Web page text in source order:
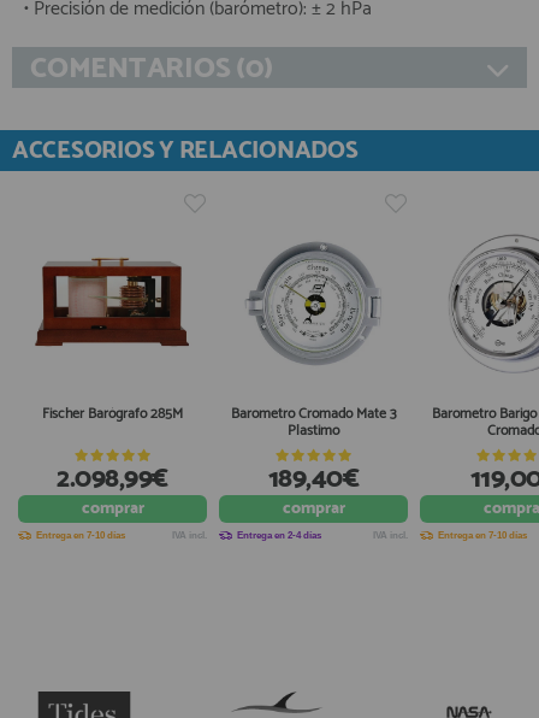
• Precisión de medición (barómetro): ± 2 hPa
COMENTARIOS (0)
ACCESORIOS Y RELACIONADOS
Fischer Barógrafo 285M
2.098,99€
comprar
Entrega en 7-10 días IVA incl.
Barometro Cromado Mate 3
Plastimo
189,40€
comprar
Entrega en 2-4 días IVA incl.
Barometro
Entrega en 7-10 días